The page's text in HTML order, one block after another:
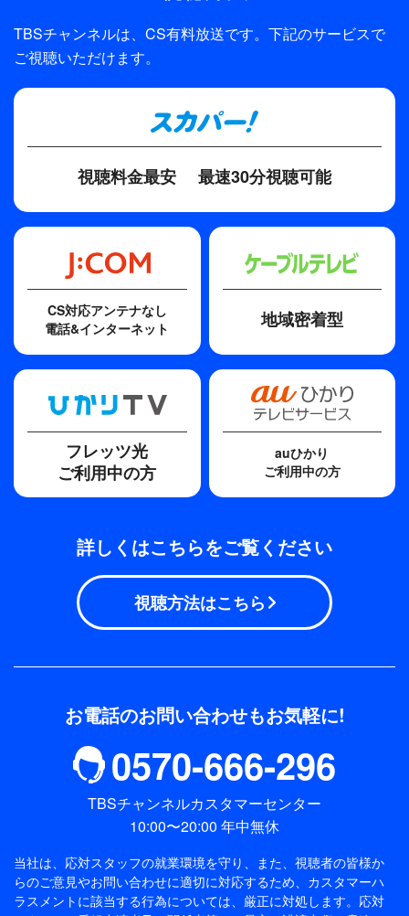
制作
C．A．L
プロデューサー
ディレクター・監督
山内鉄也、荒井岱志、居川靖彦、倉田準二
原作
（原案）葉村彰子
葉村彰子、櫻井康裕、大西信行 ほか
主題歌
あゝ人生に涙あり
歌手
里見浩太朗、伊吹吾朗
TBSチャンネルは、CS有料放送です。下記のサービスで
ご視聴いただけます。
視聴料金最安 最速30分視聴可能
CS対応アンテナなし
電話&インターネット
地域密着型
フレッツ光
ご利用中の方
auひかり
ご利用中の方
詳しくはこちらをご覧ください
視聴方法はこちら
お電話のお問い合わせもお気軽に!
0570-666-296
TBSチャンネルカスタマーセンター
10:00〜20:00 年中無休
当社は、応対スタッフの就業環境を守り、また、視聴者の皆様か
らのご意見やお問い合わせに適切に対応するため、 カスタマーハ
ラスメントに該当する行為については、厳正に対処します。応対